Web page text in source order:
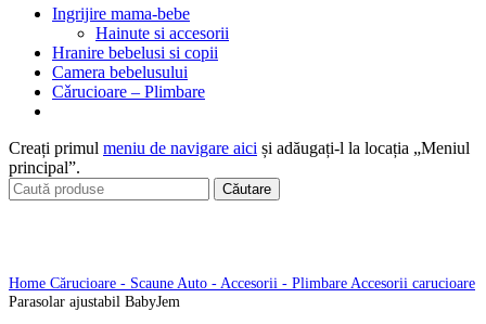
Ingrijire mama-bebe
Hainute si accesorii
Hranire bebelusi si copii
Camera bebelusului
Cǎrucioare – Plimbare
Creați primul meniu de navigare aici și adăugați-l la locația „Meniul
principal”.
Căutare
Home Cărucioare - Scaune Auto - Accesorii - Plimbare Accesorii carucioare
Parasolar ajustabil BabyJem